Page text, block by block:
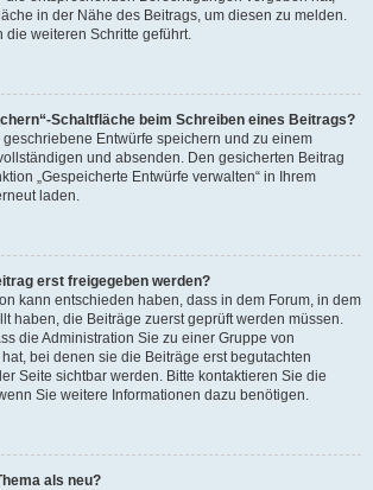
in der Nähe des Beitrags, um diesen zu melden.
die weiteren Schritte geführt.
Schaltfläche beim Schreiben eines Beitrags?
Entwürfe speichern und zu einem
und absenden. Den gesicherten Beitrag
„Gespeicherte Entwürfe verwalten“ in Ihrem
laden.
erst freigegeben werden?
kann entschieden haben, dass in dem Forum, in dem
haben, die Beiträge zuerst geprüft werden müssen.
die Administration Sie zu einer Gruppe von
bei denen sie die Beiträge erst begutachten
Seite sichtbar werden. Bitte kontaktieren Sie die
Sie weitere Informationen dazu benötigen.
als neu?